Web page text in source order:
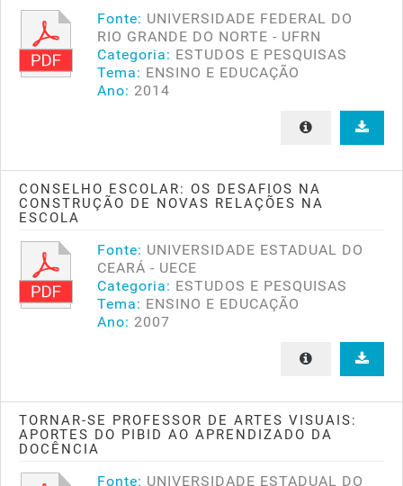
Fonte: UNIVERSIDADE FEDERAL DO
RIO GRANDE DO NORTE - UFRN
Categoria: ESTUDOS E PESQUISAS
Tema: ENSINO E EDUCAÇÃO
Ano: 2014
CONSELHO ESCOLAR: OS DESAFIOS NA
CONSTRUÇÃO DE NOVAS RELAÇÕES NA
ESCOLA
Fonte: UNIVERSIDADE ESTADUAL DO
CEARÁ - UECE
Categoria: ESTUDOS E PESQUISAS
Tema: ENSINO E EDUCAÇÃO
Ano: 2007
TORNAR-SE PROFESSOR DE ARTES VISUAIS:
APORTES DO PIBID AO APRENDIZADO DA
DOCÊNCIA
Fonte: UNIVERSIDADE ESTADUAL DO